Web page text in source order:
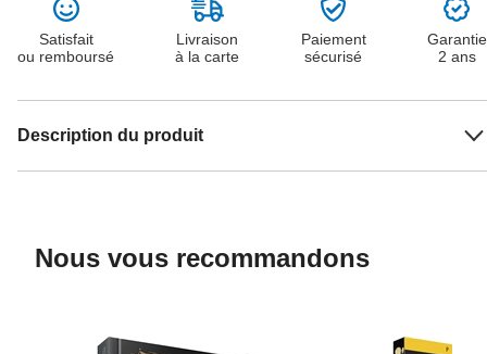
Satisfait
ou remboursé
Livraison
à la carte
Paiement
sécurisé
Garantie
2 ans
Description du produit
Nous vous recommandons